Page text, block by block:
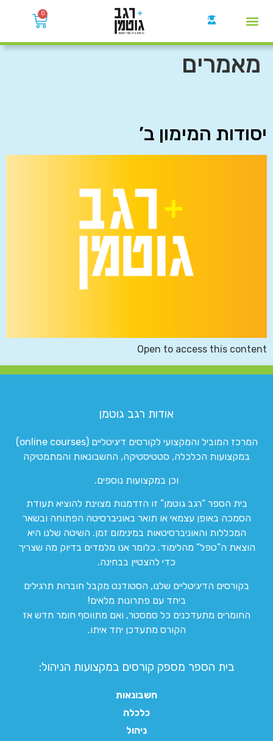
0
מאמרים
יסודות המימון ב’
Open to access this content
אודות רגב גוטמן
המרכז המוביל והמקצועי לקורסים דיגיטליים (online courses)
במקצועות הכלכלה, סטטיסטיקה, החשבונאות והמתמטיקה
וכן במקצועות נוספים.
בית הספר “רגב גוטמן” זו הזדמנות מצוינת להוציא תעודת
הסמכה באופן עצמאי או תואר באוניברסיטה הפתוחה ובשאר
המכללות והאוניברסיטאות במינימום זמן. השיטה שלנו היא
הוצאת ה”טפל” מהלימוד. כלומר אנו מלמדים בדיוק מה שצריך
כדי להצטיין בבחינה.
בקורסים הדיגיטליים שלנו, הסטודנט מקבל חוברות תרגילים
ביחד עם פתרונות מלאים!
החומרים מתעדכנים כל סמסטר, ואם מתווסף חומר חדש אז
הקורס מתעדכן יחד איתו.
בית הספר מספק קורסים במקצועות הניהול:
חשבונאות
כלכלה
ניהול